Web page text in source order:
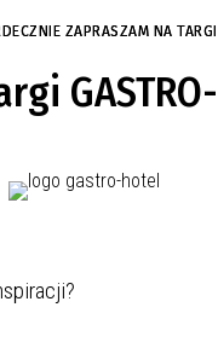
ZAPRASZAM NA
GASTRO-